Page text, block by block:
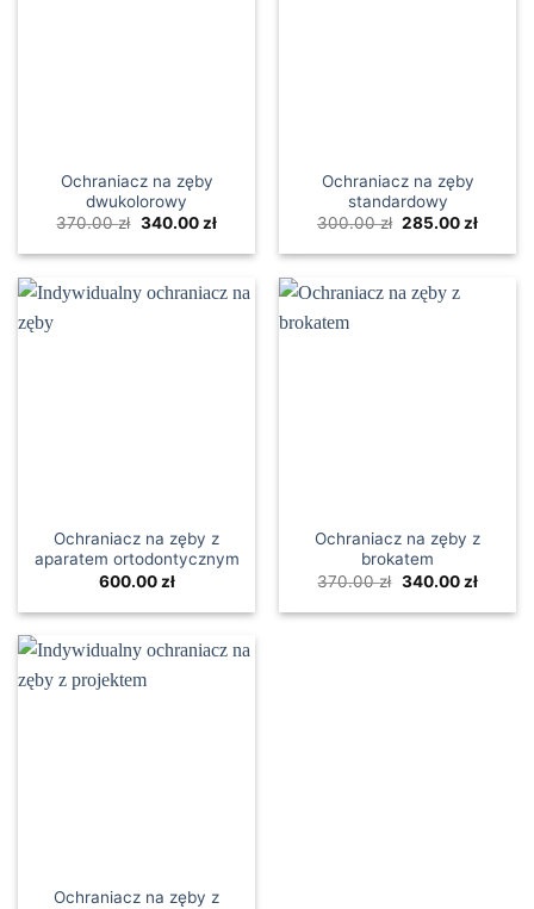
Ochraniacz na zęby
dwukolorowy
370.00zł Pierwotna
wynosiła:
340.00 złAktualna
wynosi:
Ochraniacz na zęby
standardowy
300.00zł Pierwotna
wynosiła:
285.00 zł
Ochraniacz na zęby z
aparatem ortodontycznym
600.00 zł
Ochraniacz na zęby z
brokatem
370.00zł Pierwotna
wynosiła:
340.00 zł
wynosi:
Ochraniacz na zęby z